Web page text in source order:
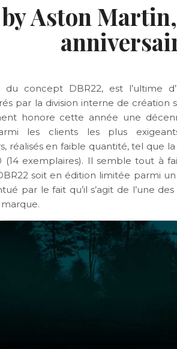
Aston
du concept DBR22, est l’ultime
par la division interne de création
honore cette année une
les clients les plus
réalisés en faible quantité, tel que la
(14 exemplaires). Il semble tout à
soit en édition limitée parmi
par le fait qu’il s’agit de l’une
marque.